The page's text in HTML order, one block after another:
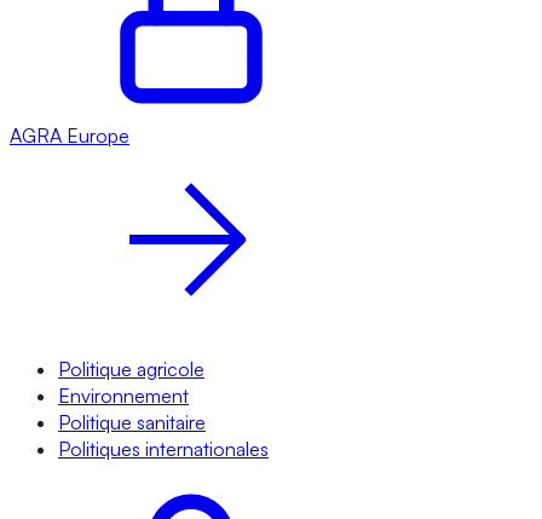
AGRA Europe
Politique agricole
Environnement
Politique sanitaire
Politiques internationales